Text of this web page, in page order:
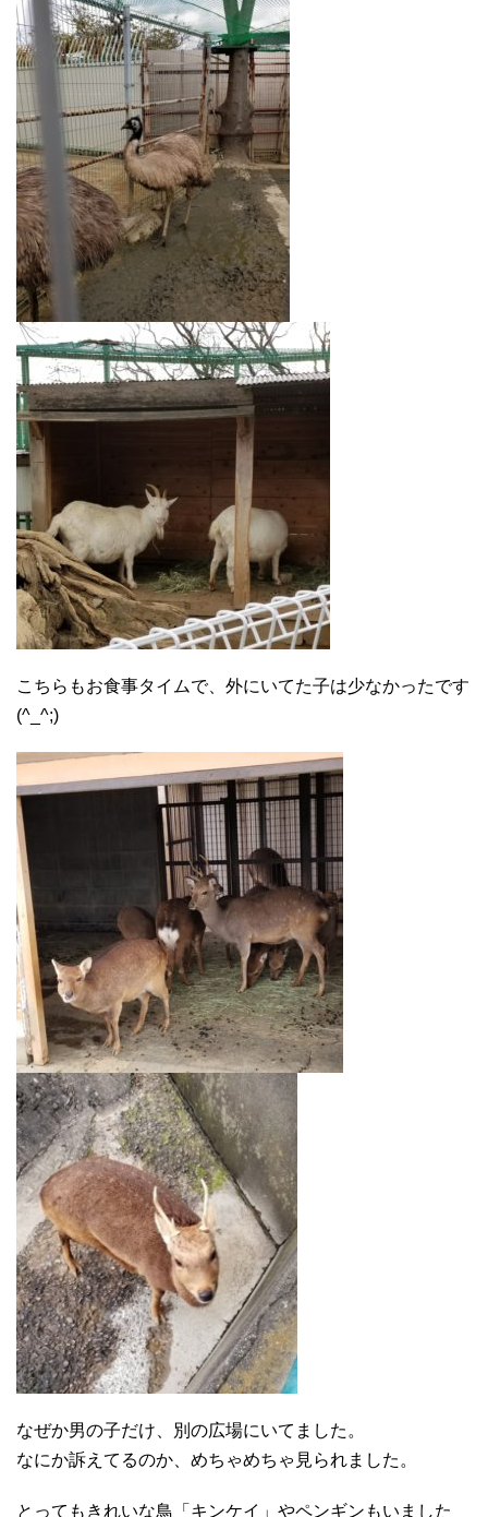
こちらもお食事タイムで、外にいてた子は少なかったです
(^_^;)
なぜか男の子だけ、別の広場にいてました。
なにか訴えてるのか、めちゃめちゃ見られました。
とってもきれいな鳥「キンケイ」やペンギンもいました